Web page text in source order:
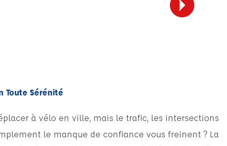
Toute Sérénité
à vélo en ville, mais le trafic, les intersections
le manque de confiance vous freinent ? La